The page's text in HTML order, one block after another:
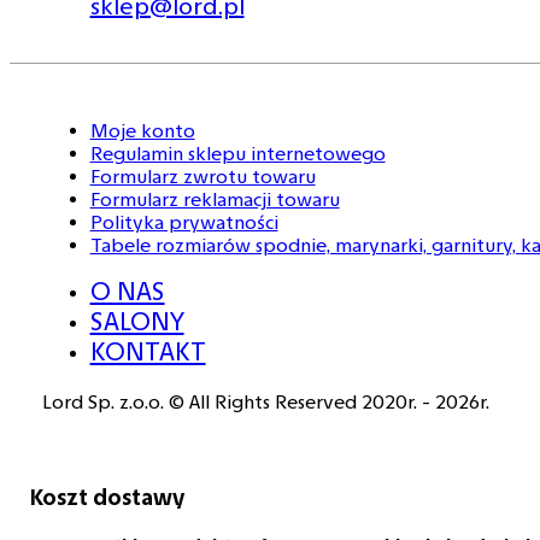
Moje konto
Regulamin sklepu internetowego
Formularz zwrotu towaru
Formularz reklamacji towaru
Polityka prywatności
Tabele rozmiarów spodnie, marynarki, garnitury,
O NAS
SALONY
KONTAKT
Lord Sp. z.o.o. © All Rights Reserved 2020r. - 2026r.
Koszt dostawy